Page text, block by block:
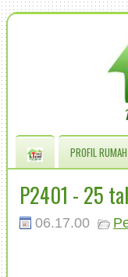
PROFIL
P2401 - 25
06.17.00